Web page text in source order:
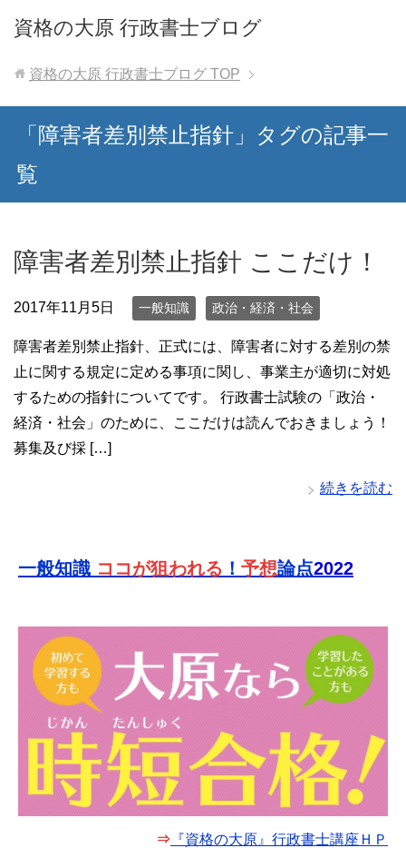
資格の大原 行政書士ブログ
資格の大原 行政書士ブログ TOP
「障害者差別禁止指針」タグの記事一
覧
障害者差別禁止指針 ここだけ！
2017年11月5日 一般知識 政治・経済・社会
障害者差別禁止指針、正式には、障害者に対する差別の禁
止に関する規定に定める事項に関し、事業主が適切に対処
するための指針についてです。 行政書士試験の「政治・
経済・社会」のために、ここだけは読んでおきましょう！
募集及び採 […]
続きを読む
一般知識 ココが狙われる ！ 予想論点2022
⇒ 『資格の大原』行政書士講座ＨＰ